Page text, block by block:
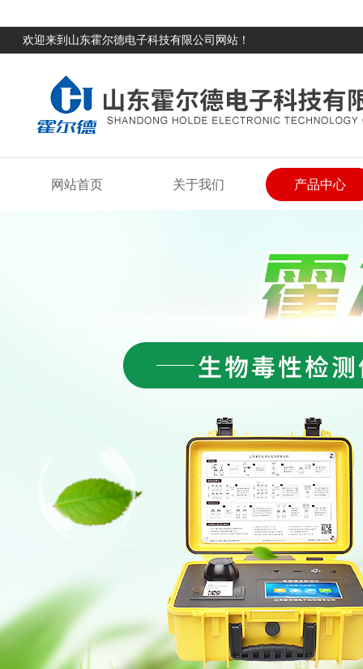
欢迎来到山东霍尔德电子科技有限公司网站！
网站首页 关于我们 产品中心